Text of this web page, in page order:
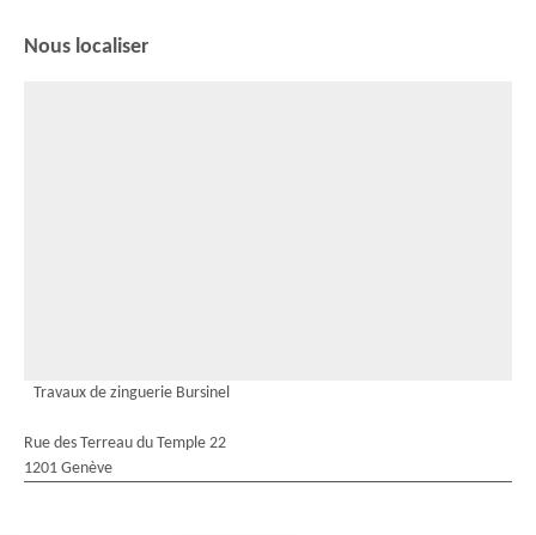
Nous localiser
Travaux de zinguerie Bursinel
Rue des Terreau du Temple 22
1201 Genève